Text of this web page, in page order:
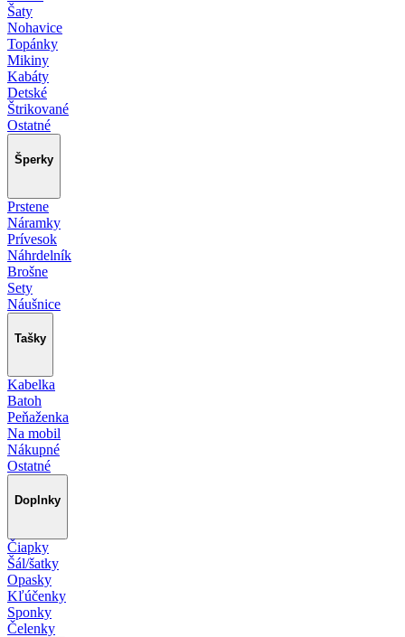
Šaty
Nohavice
Topánky
Mikiny
Kabáty
Detské
Štrikované
Ostatné
Šperky
Prstene
Náramky
Prívesok
Náhrdelník
Brošne
Sety
Náušnice
Tašky
Kabelka
Batoh
Peňaženka
Na mobil
Nákupné
Ostatné
Doplnky
Čiapky
Šál/šatky
Opasky
Kľúčenky
Sponky
Čelenky